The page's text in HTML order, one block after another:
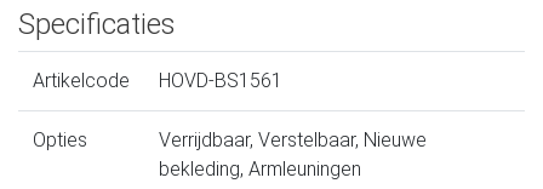
Specificaties
Artikelcode HOVD-BS1561
Opties
Verrijdbaar, Verstelbaar, Nieuwe
bekleding, Armleuningen